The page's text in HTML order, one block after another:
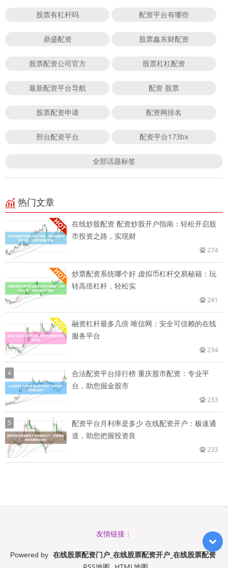
股票有杠杆吗 配资平台有哪些
鼎盛配资 股票鑫东财配资
股票配资公司官方 股票杠杠配资
最新配资平台导航 配资 股票
股票配资申请 配资网排名
邢台配资平台 配资平台173bx
全部话题标签
热门文章
在线炒股配资 配资炒股开户指南：轻松开启股
市投资之路，实现财
274
炒票配资系统哪个好 虚拟币杠杆交易秘籍：玩
转高倍杠杆，轻松实
241
融资杠杆最多几倍 唯信网：安全可信赖的在线
服务平台
234
4
合法配资平台排行榜 重庆股市配资：专业平
台，助您掘金股市
233
5
配资平台月利率是多少 在线配资开户：极速通
道，助您把握投资良
233
友情链接：
Powered by 在线股票配资门户_在线股票配资开户_在线股票配资